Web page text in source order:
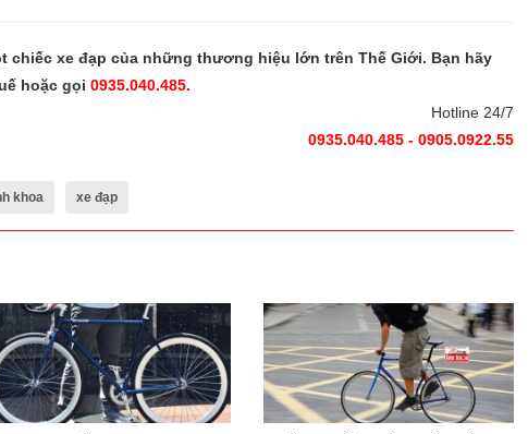
chiếc xe đạp của những thương hiệu lớn trên Thế Giới. Bạn hãy
hoặc gọi 0935.040.485.
Hotline 24/7
0935.040.485 - 0905.0922.55
khoa xe đạp